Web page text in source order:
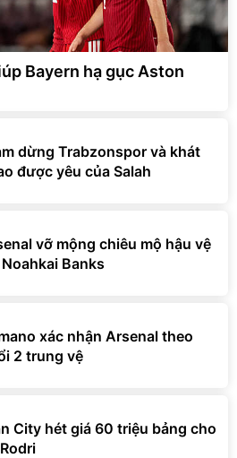
Bayern hạ gục Aston
dừng Trabzonspor và khát
được yêu của Salah
vỡ mộng chiêu mộ hậu vệ
Banks
xác nhận Arsenal theo
2 trung vệ
City hét giá 60 triệu bảng cho